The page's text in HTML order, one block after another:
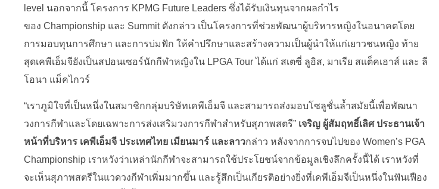
level นอกจากนี้ โครงการ KPMG Future Leaders ซึ่งได้รับเงินทุนจากผลกำไร
ของ Championship และ Summit ดังกล่าว เป็นโครงการที่ช่วยพัฒนาผู้บริหารหญิงในอนาคตโดย
การมอบทุนการศึกษา และการบ่มฟัก ให้คำปรึกษาและสร้างความเป็นผู้นำให้แก่เยาวชนหญิง ท้าย
สุดเคพีเอ็มจียังเป็นสปอนเซอร์นักกีฬาหญิงใน LPGA Tour ได้แก่ สเตซี่ ลูอิส, มาเรีย สแต็คเฮาส์ และ ลี
โอนา แม็คไกวร์
“เราภูมิใจที่เป็นหนึ่งในสมาชิกกลุ่มบริษัทเคพีเอ็มจี และสามารถส่งมอบโซลูชั่นล้ำสมัยนี้เพื่อพัฒนา
วงการกีฬาและโดยเฉพาะการส่งเสริมวงการกีฬาสำหรับสุภาพสตรี” เจริญ ผู้สัมฤทธิ์เลิศ ประธานเจ้า
หน้าที่บริหาร เคพีเอ็มจี ประเทศไทย เมียนมาร์ และลาวกล่าว หลังจากการจบไปของ Women’s PGA
Championship เราหวังว่าเหล่านักกีฬาจะสามารถใช้ประโยชน์จากข้อมูลเชิงลึกครั้งนี้ได้ เราหวังที่
จะเห็นสุภาพสตรีในแวดวงกีฬาเพิ่มมากขึ้น และรู้สึกเป็นเกียรติอย่างยิ่งที่เคพีเอ็มจีเป็นหนึ่งในฟันเฟือง